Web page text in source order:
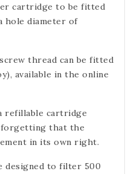
cartridge to be fitted
hole diameter of
thread can be fitted
available in the online
refillable cartridge
that the
in its own right.
designed to filter 500